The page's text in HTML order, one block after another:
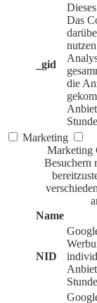
_gid
Das
die
Marketing
Marketing
Besuchern
Name
NID